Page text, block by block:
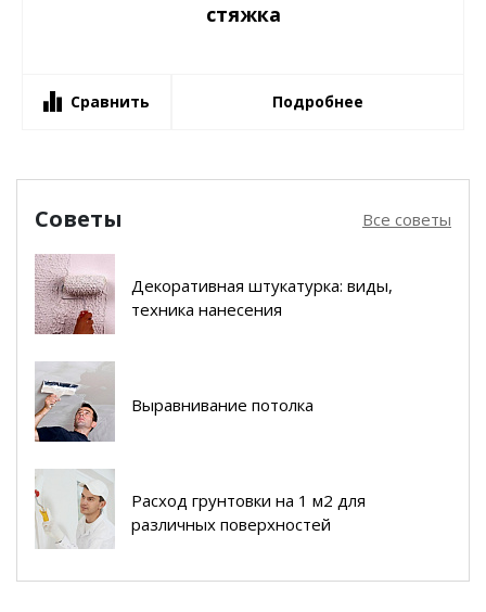
стяжка
Сравнить Подробнее
Советы Все советы
Декоративная штукатурка: виды,
техника нанесения
Выравнивание потолка
Расход грунтовки на 1 м2 для
различных поверхностей